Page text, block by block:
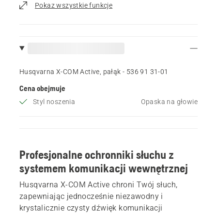
Pokaz wszystkie funkcje
Husqvarna X-COM Active, pałąk - 536 91 31‑01
Cena obejmuje
Styl noszenia Opaska na głowie
Profesjonalne ochronniki słuchu z
systemem komunikacji wewnętrznej
Husqvarna X-COM Active chroni Twój słuch,
zapewniając jednocześnie niezawodny i
krystalicznie czysty dźwięk komunikacji